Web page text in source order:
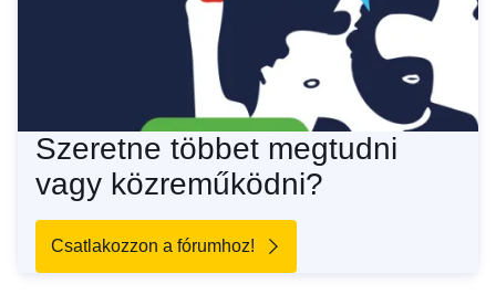
Szeretne többet megtudni
vagy közreműködni?
Csatlakozzon a fórumhoz!